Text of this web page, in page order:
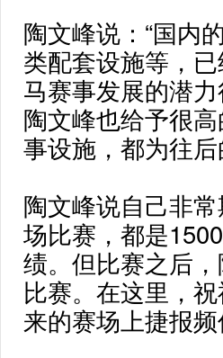
陶文峰说：“国内
类配套设施等，
马赛事发展的潜
陶文峰也给予很
事设施，都为往
陶文峰说自己非
场比赛，都是
绩。但比赛之后
比赛。在这里，
来的赛场上捷报频